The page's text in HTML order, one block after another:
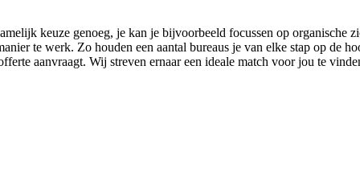
keuze genoeg, je kan je bijvoorbeeld focussen op organische
te werk. Zo houden een aantal bureaus je van elke stap op de
aanvraagt. Wij streven ernaar een ideale match voor jou te